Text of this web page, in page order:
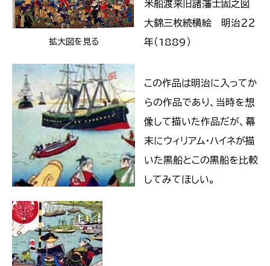
拡大図を見る
米船渡来旧諸藩士固之図
大錦三枚続横絵 明治２２
年（1889）
この作品は明治に入ってか
らの作品であり、当時を想
像して描いた作品だが、幕
末にウィリアム・ハイネが描
いた黒船とこの黒船を比較
してみてほしい。